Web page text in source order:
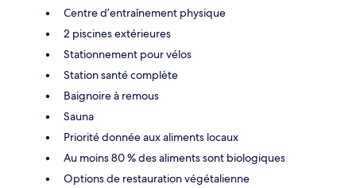
Centre d’entraînement physique
2 piscines extérieures
Stationnement pour vélos
Station santé complète
Baignoire à remous
Sauna
Priorité donnée aux aliments locaux
Au moins 80 % des aliments sont biologiques
Options de restauration végétalienne